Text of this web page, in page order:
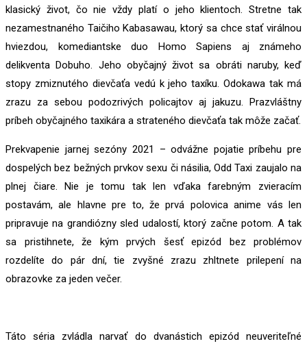
klasický život, čo nie vždy platí o jeho klientoch. Stretne tak
nezamestnaného Taičiho Kabasawau, ktorý sa chce stať virálnou
hviezdou, komediantske duo Homo Sapiens aj známeho
delikventa Dobuho. Jeho obyčajný život sa obráti naruby, keď
stopy zmiznutého dievčaťa vedú k jeho taxíku. Odokawa tak má
zrazu za sebou podozrivých policajtov aj jakuzu. Prazvláštny
príbeh obyčajného taxikára a strateného dievčaťa tak môže začať.
Prekvapenie jarnej sezóny 2021 – odvážne pojatie príbehu pre
dospelých bez bežných prvkov sexu či násilia, Odd Taxi zaujalo na
plnej čiare. Nie je tomu tak len vďaka farebným zvieracím
postavám, ale hlavne pre to, že prvá polovica anime vás len
pripravuje na grandiózny sled udalostí, ktorý začne potom. A tak
sa pristihnete, že kým prvých šesť epizód bez problémov
rozdelíte do pár dní, tie zvyšné zrazu zhltnete prilepení na
obrazovke za jeden večer.
Táto séria zvládla narvať do dvanástich epizód neuveriteľné